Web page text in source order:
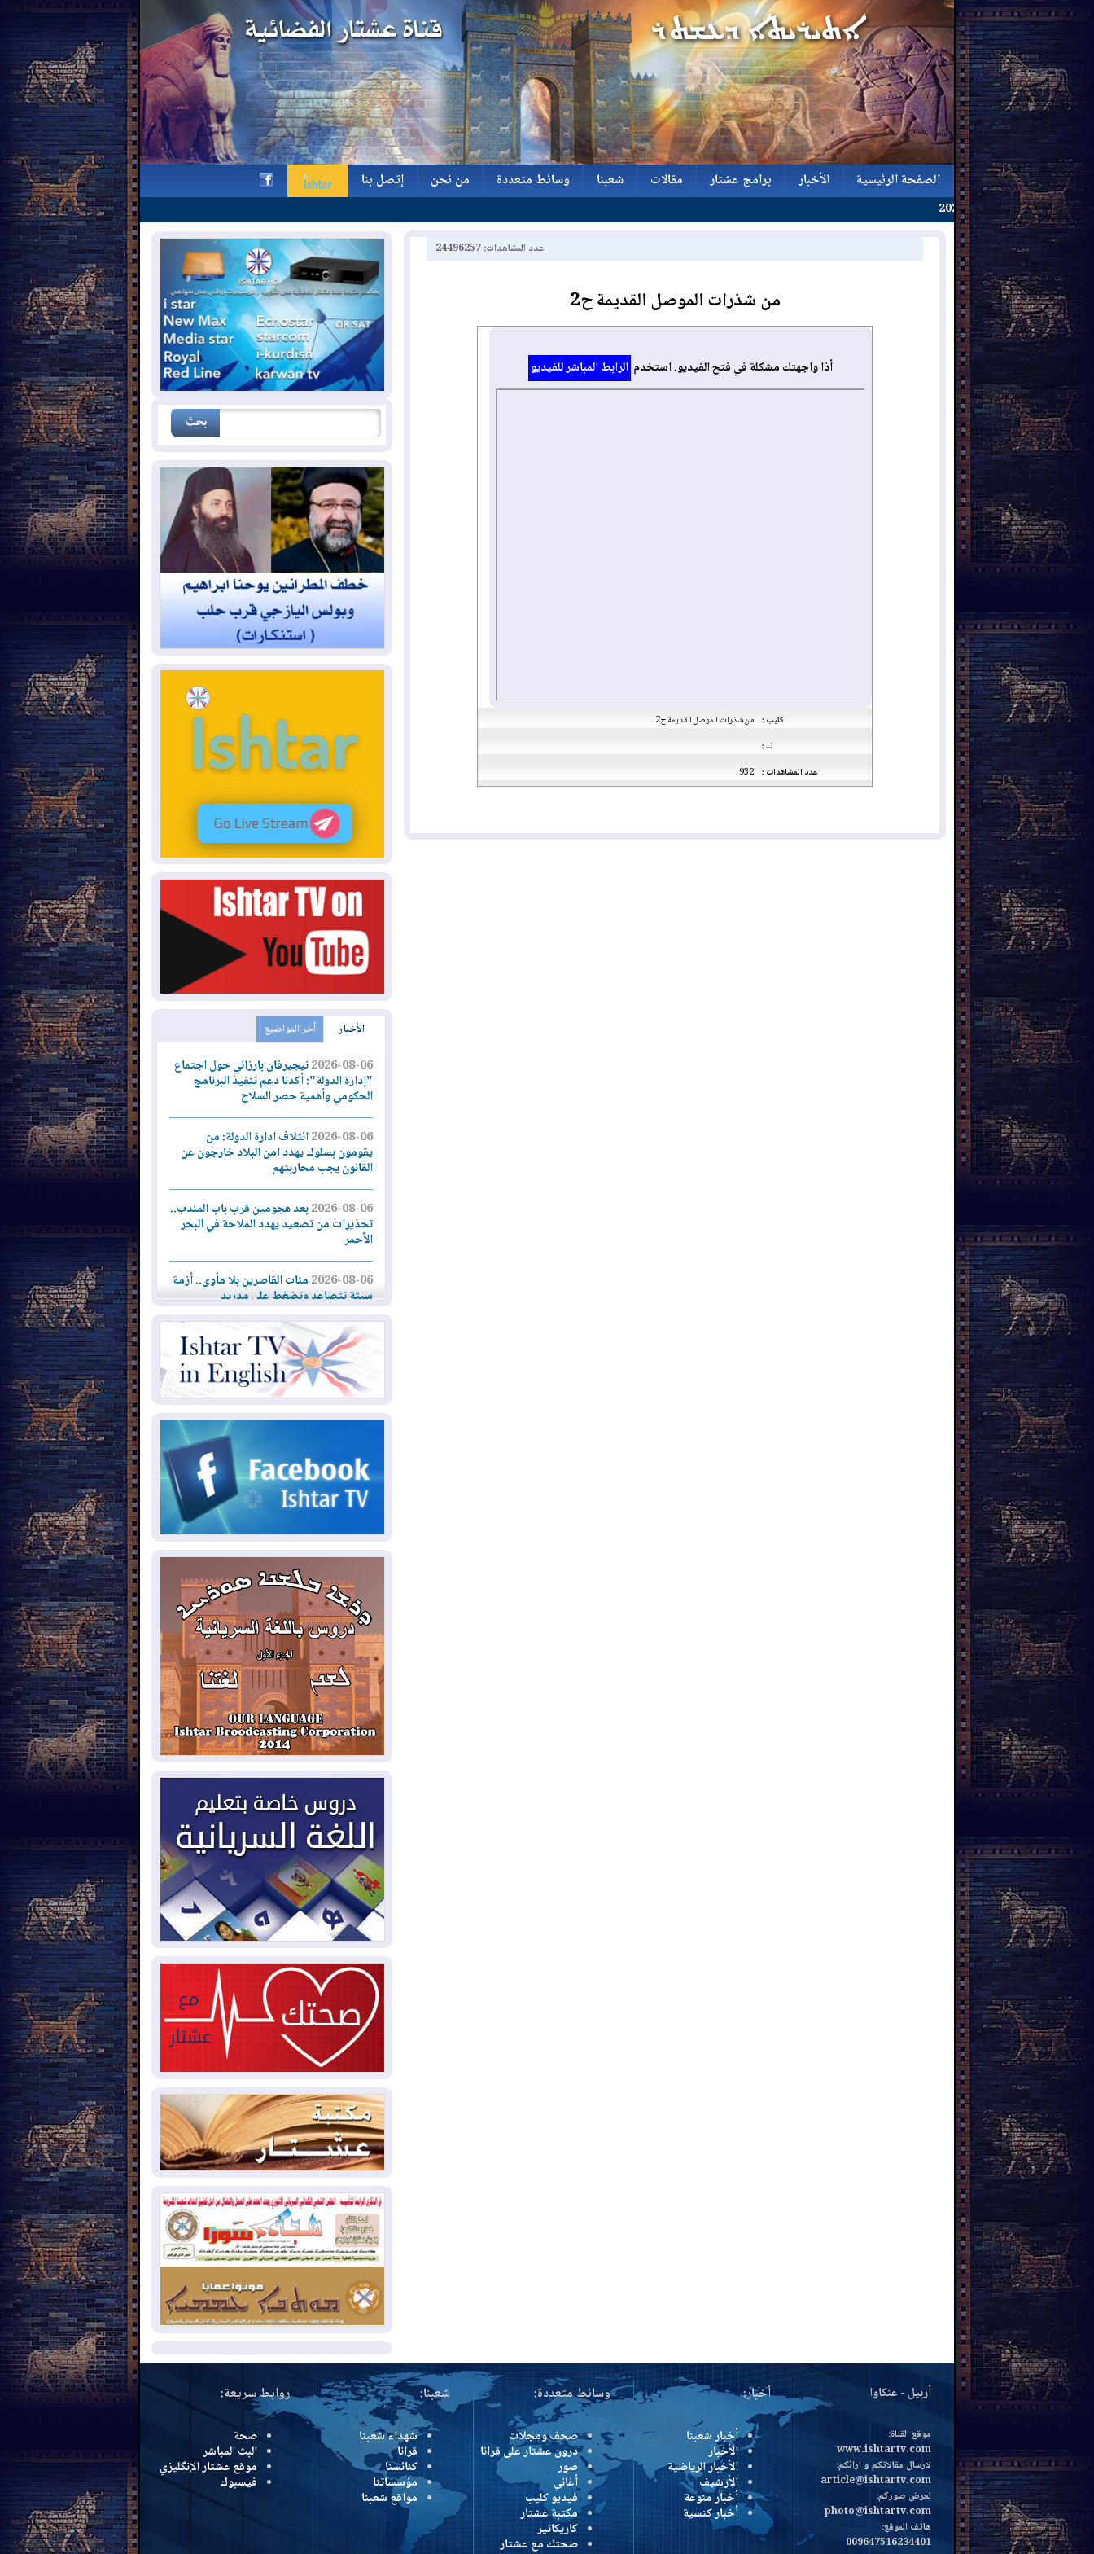
الصفحة الرئيسية
الصفحة الرئيسية
الأخبار
برامج عشتار
مقالات
شعبنا
وسائط متعددة
من نحن
إتصل بنا
بيان بمناسبة يوم الشهيد الكلداني
عدد المشاهدات: 24496257
من شذرات الموصل القديمة ح2
أذا واجهتك مشكلة في فتح الفيديو. استخدم الرابط المباشر للفيديو
من شذرات الموصل القديمة ح2 كليب :
لــ :
932 عدد المشاهدات :
h
الأخبار آخر المواضيع
2026-08-06نيجيرفان بارزاني حول اجتماع
"إدارة الدولة": أكدنا دعم تنفيذ البرنامج
الحكومي وأهمية حصر السلاح
2026-08-06ائتلاف ادارة الدولة: من
يقومون بسلوك يهدد امن البلاد خارجون عن
القانون يجب محاربتهم
2026-08-06بعد هجومين قرب باب المندب..
تحذيرات من تصعيد يهدد الملاحة في البحر
الأحمر
2026-08-06مئات القاصرين بلا مأوى.. أزمة
سبتة تتصاعد وتضغط على مدريد
2026-08-05
لمدة عام.. بدء توريد 100
مليون قدم مكعب يومياً من غاز كورمور في
إقليم كوردستان إلى وزارة الكهرباء العراقية
ملامح أخطر التحديات التي تواجه العراق
2026-08-05
حرائق فرنسا.. توقيف 402
شخص بينهم 156 قاصرا منذ بداية موسم
الحرائق
2026-08-04سومو: إنتاج النفط في إقليم
كوردستان انخفض إلى أقل من 10%
2026-08-04ملفات حقبة الكاظمي تعود إلى
الواجهة.. أنباء عن مراجعات قضائية
وتحقيقات أوسع في قضايا فساد
2026-08-04
بيترو يشكو تزوير الانتخابات
الرئاسية ويحذر من "حرب أهلية" في
كولومبيا
2026-08-03رئيس إقليم كوردستان في
2026-08-03العراق يؤكد مجدداً التزامه
بمنع الهجمات على الدول المجاورة
2026-08-03العجز والاقتراض يطوقان
المالية العراقية.. اقتراض يتجاوز 3 تريليونات
دينار!
2026-08-03كوبا تغرق في الظلام مجددا
2026-08-03
أوامر بإجلاء 60 ألف شخص
بسبب الحرائق في ولاية واشنطن
2026-08-02
مشروع "حسابي" يُمهل
الموظفين حتى نهاية أغسطس لاستلام
بطاقاتهم المصرفية
2026-08-02دمشق وعمّان تحذران بغداد:
أي هجوم من أراضي العراق سيواجه برد
2026-08-02ترامب: الولايات المتحدة
وإسرائيل تعلقان شن ضربات على إيران
2026-08-01تقرير: الولايات المتحدة تسحب
منظومة باتريوت الدفاعية من أربيل
2026-08-01
النفط: اتفاقية ثلاثية لاستئناف
التصدير عبر جيهان بطاقة 750 ألف برميل
يومياً
المزيد
أربيل - عنكاوا
موقع القناة:
www.ishtartv.com
لارسال مقالاتكم و ارائكم:
article@ishtartv.com
لعرض صوركم:
photo@ishtartv.com
هاتف الموقع:
009647516234401
أخبار:
أخبار شعبنا
الأخبار
الأخبار الرياضية
الأرشيف
أخبار منوعة
أخبار كنسية
وسائط متعددة:
صحف ومجلات
درون عشتار على قرانا
صور
أغاني
فيديو كليب
مكتبة عشتار
كاريكاتير
صحتك مع عشتار
شعبنا:
شهداء شعبنا
قرانا
كنائسنا
مؤسساتنا
مواقع شعبنا
روابط سريعة:
صحة
البث المباشر
موقع عشتار الإنگليزي
فيسبوك